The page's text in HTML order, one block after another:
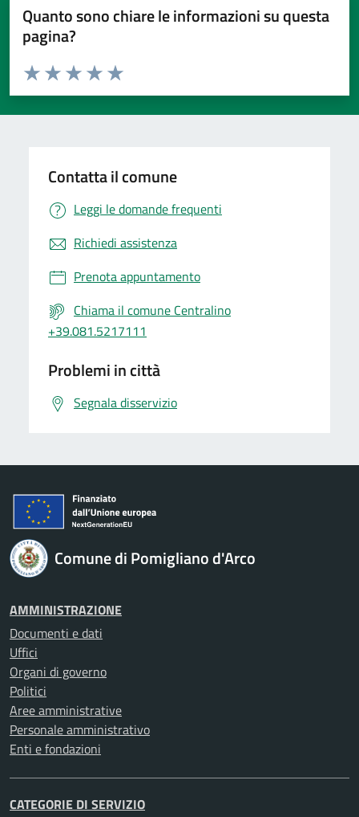
Quanto sono chiare le informazioni su questa
pagina?
Valuta da 1 a 5 stelle la pagina
Valuta 5 stelle su 5
Valuta 4 stelle su 5
Valuta 3 stelle su 5
Valuta 2 stelle su 5
Valuta 1 stelle su 5
Contatta il comune
Leggi le domande frequenti
Richiedi assistenza
Prenota appuntamento
Chiama il comune Centralino
+39.081.5217111
Problemi in città
Segnala disservizio
Comune di Pomigliano d'Arco
AMMINISTRAZIONE
Documenti e dati
Uffici
Organi di governo
Politici
Aree amministrative
Personale amministrativo
Enti e fondazioni
CATEGORIE DI SERVIZIO